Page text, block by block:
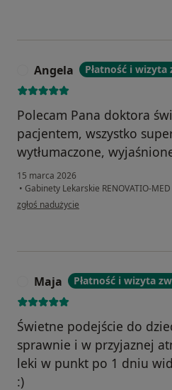
Angela Płatność i
Polecam Pana doktora
pacjentem, wszystko
wytłumaczone,
15 marca 2026
• Gabinety Lekarskie RENOVATIO-MED
w opinii użytkownika Angela
zgłoś nadużycie
Maja Płatność i wizyta
Świetne podejście do
sprawnie i w przyjaznej
leki w punkt po 1 dniu
:)